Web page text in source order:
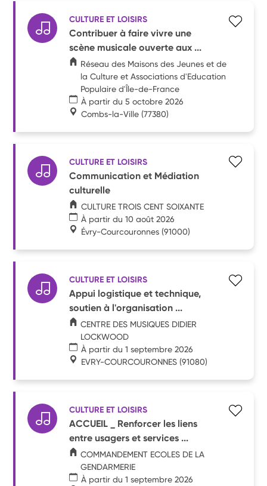
CULTURE ET LOISIRS
Contribuer à faire vivre une
scène musicale ouverte aux ...
Réseau des Maisons des Jeunes et de
la Culture et Associations d'Education
Populaire d'Île-de-France
À partir du 5 octobre 2026
Combs-la-Ville (77380)
CULTURE ET LOISIRS
Communication et Médiation
culturelle
CULTURE TROIS CENT SOIXANTE
À partir du 10 août 2026
Évry-Courcouronnes (91000)
CULTURE ET LOISIRS
Appui logistique et technique,
soutien à l'organisation ...
CENTRE DES MUSIQUES DIDIER
LOCKWOOD
À partir du 1 septembre 2026
EVRY-COURCOURONNES (91080)
CULTURE ET LOISIRS
ACCUEIL _ Renforcer les liens
entre usagers et services ...
COMMANDEMENT ECOLES DE LA
GENDARMERIE
À partir du 1 septembre 2026